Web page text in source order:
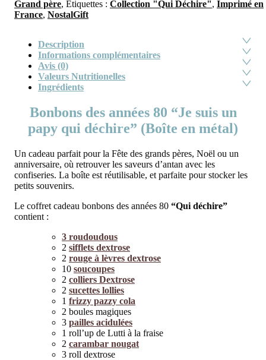
Grand père, Étiquettes : Collection "Qui Déchire", Imprimé en
France, NostalGift
Description
Informations complémentaires
Avis (0)
Valeurs Nutritionelles
Ingrédients
Bonbons des années 80 “Je suis un
papy qui déchire” (Boîte en métal)
Un cadeau parfait pour la Fête des grands pères, Noël ou un
anniversaire, où retrouver les saveurs d’antan avec les
confiseries. La boîte est réutilisable, et parfaite pour stocker les
petits souvenirs.
Le coffret cadeau bonbons des années 80 “Qui déchire”
contient :
3 roudoudous
2 sifflets dextrose
2 rouge à lèvres dextrose
10 soucoupes
2 colliers Dextrose
2 sucettes lollies
1 frizzy pazzy cola
2 boules magiques
3 pailles acidulées
1 roll’up de Lutti à la fraise
2 carambar nougat
3 roll dextrose